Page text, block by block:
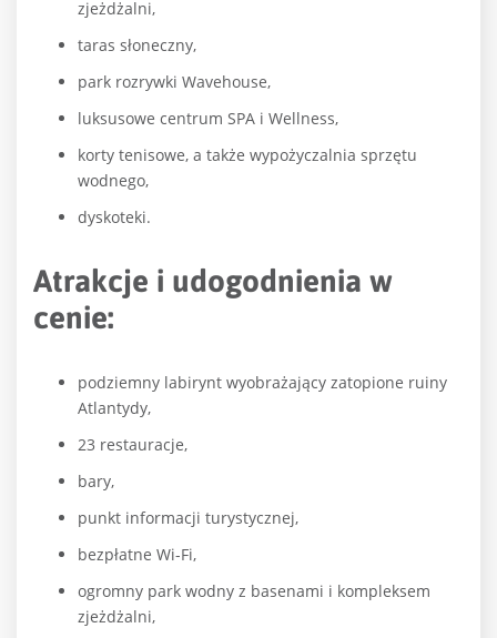
zjeżdżalni,
taras słoneczny,
park rozrywki Wavehouse,
luksusowe centrum SPA i Wellness,
korty tenisowe, a także wypożyczalnia sprzętu
wodnego,
dyskoteki.
Atrakcje i udogodnienia w
cenie:
podziemny labirynt wyobrażający zatopione ruiny
Atlantydy,
23 restauracje,
bary,
punkt informacji turystycznej,
bezpłatne Wi-Fi,
ogromny park wodny z basenami i kompleksem
zjeżdżalni,